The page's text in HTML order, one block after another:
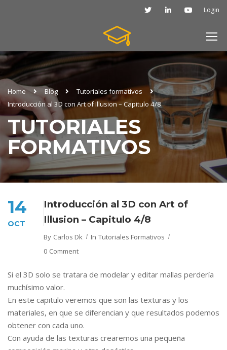
Login
Home Blog
Tutoriales formativos
Introducción al 3D con Art of Illusion – Capitulo 4/8
TUTORIALES
FORMATIVOS
14
OCT
Introducción al 3D con Art of
Illusion – Capitulo 4/8
By Carlos Dk In Tutoriales Formativos
0 Comment
Si el 3D solo se tratara de modelar y editar mallas perdería
muchísimo valor.
En este capitulo veremos que son las texturas y los
materiales, en que se diferencian y que resultados podemos
obtener con cada uno.
Con ayuda de las texturas crearemos una pequeña